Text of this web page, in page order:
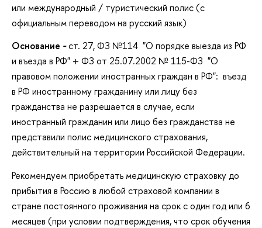
или международный / туристический полис (с
официальным переводом на русский язык)
Основание -ст. 27, ФЗ №114 "О порядке выезда из РФ
и въезда в РФ" + ФЗ от 25.07.2002 № 115-ФЗ "О
правовом положении иностранных граждан в РФ": въезд
в РФ иностранному гражданину или лицу без
гражданства не разрешается в случае, если
иностранный гражданин или лицо без гражданства не
представили полис медицинского страхования,
действительный на территории Российской Федерации.
Рекомендуем приобретать медицинскую страховку до
прибытия в Россию в любой страховой компании в
стране постоянного проживания на срок с один год или 6
месяцев (при условии подтверждения, что срок обучения